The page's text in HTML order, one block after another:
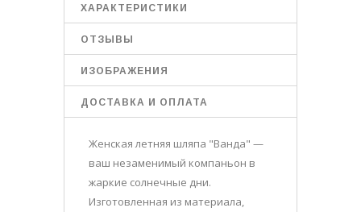
ХАРАКТЕРИСТИКИ
ОТЗЫВЫ
ИЗОБРАЖЕНИЯ
ДОСТАВКА И ОПЛАТА
Женская летняя шляпа "Ванда" —
ваш незаменимый компаньон в
жаркие солнечные дни.
Изготовленная из материала,